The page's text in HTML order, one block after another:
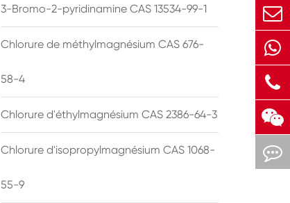
3-Bromo-2-pyridinamine CAS 13534-99-1
Chlorure de méthylmagnésium CAS 676-
58-4
Chlorure d'éthylmagnésium CAS 2386-64-3
Chlorure d'isopropylmagnésium CAS 1068-
55-9